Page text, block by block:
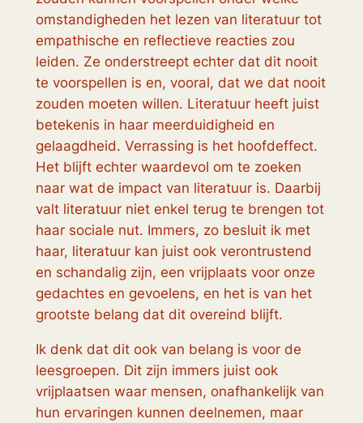
omstandigheden het lezen van literatuur tot
empathische en reflectieve reacties zou
leiden. Ze onderstreept echter dat dit nooit
te voorspellen is en, vooral, dat we dat nooit
zouden moeten willen. Literatuur heeft juist
betekenis in haar meerduidigheid en
gelaagdheid. Verrassing is het hoofdeffect.
Het blijft echter waardevol om te zoeken
naar wat de impact van literatuur is. Daarbij
valt literatuur niet enkel terug te brengen tot
haar sociale nut. Immers, zo besluit ik met
haar, literatuur kan juist ook verontrustend
en schandalig zijn, een vrijplaats voor onze
gedachtes en gevoelens, en het is van het
grootste belang dat dit overeind blijft.
Ik denk dat dit ook van belang is voor de
leesgroepen. Dit zijn immers juist ook
vrijplaatsen waar mensen, onafhankelijk van
hun ervaringen kunnen deelnemen, maar